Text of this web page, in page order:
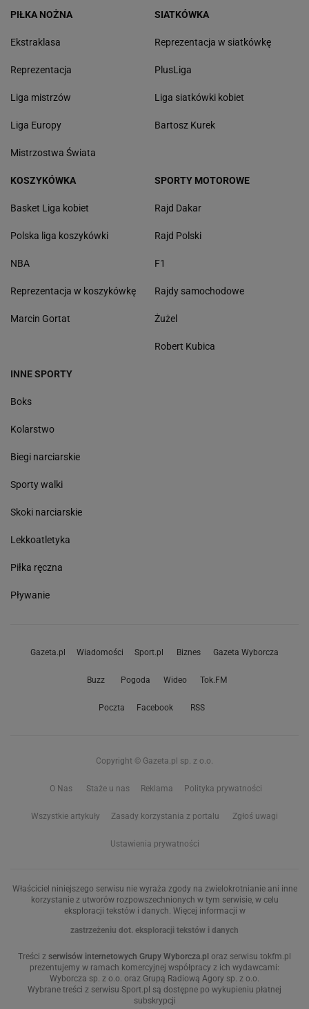
PIŁKA NOŻNA
Ekstraklasa
Reprezentacja
Liga mistrzów
Liga Europy
Mistrzostwa Świata
SIATKÓWKA
Reprezentacja w siatkówkę
PlusLiga
Liga siatkówki kobiet
Bartosz Kurek
KOSZYKÓWKA
Basket Liga kobiet
Polska liga koszykówki
NBA
Reprezentacja w koszykówkę
Marcin Gortat
SPORTY MOTOROWE
Rajd Dakar
Rajd Polski
F1
Rajdy samochodowe
Żużel
Robert Kubica
INNE SPORTY
Boks
Kolarstwo
Biegi narciarskie
Sporty walki
Skoki narciarskie
Lekkoatletyka
Piłka ręczna
Pływanie
Gazeta.pl Wiadomości Sport.pl Biznes Gazeta Wyborcza
Buzz Pogoda Wideo Tok.FM
Poczta Facebook RSS
Copyright © Gazeta.pl sp. z o.o.
O Nas Staże u nas Reklama Polityka prywatności
Wszystkie artykuły Zasady korzystania z portalu Zgłoś uwagi
Ustawienia prywatności
Właściciel niniejszego serwisu nie wyraża zgody na zwielokrotnianie ani inne
korzystanie z utworów rozpowszechnionych w tym serwisie, w celu
eksploracji tekstów i danych. Więcej informacji w
zastrzeżeniu dot. eksploracji tekstów i danych
Treści z serwisów internetowych Grupy Wyborcza.pl oraz serwisu tokfm.pl
prezentujemy w ramach komercyjnej współpracy z ich wydawcami:
Wyborcza sp. z o.o. oraz Grupą Radiową Agory sp. z o.o.
Wybrane treści z serwisu Sport.pl są dostępne po wykupieniu płatnej
subskrypcji